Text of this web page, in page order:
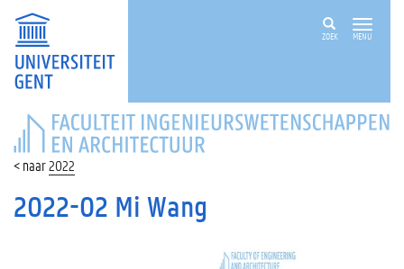
ZOEK MENU
FACULTEIT
INGENIEURSWETENSCHAPPEN
EN
ARCHITECTUUR
2022
2022-02 Mi Wang